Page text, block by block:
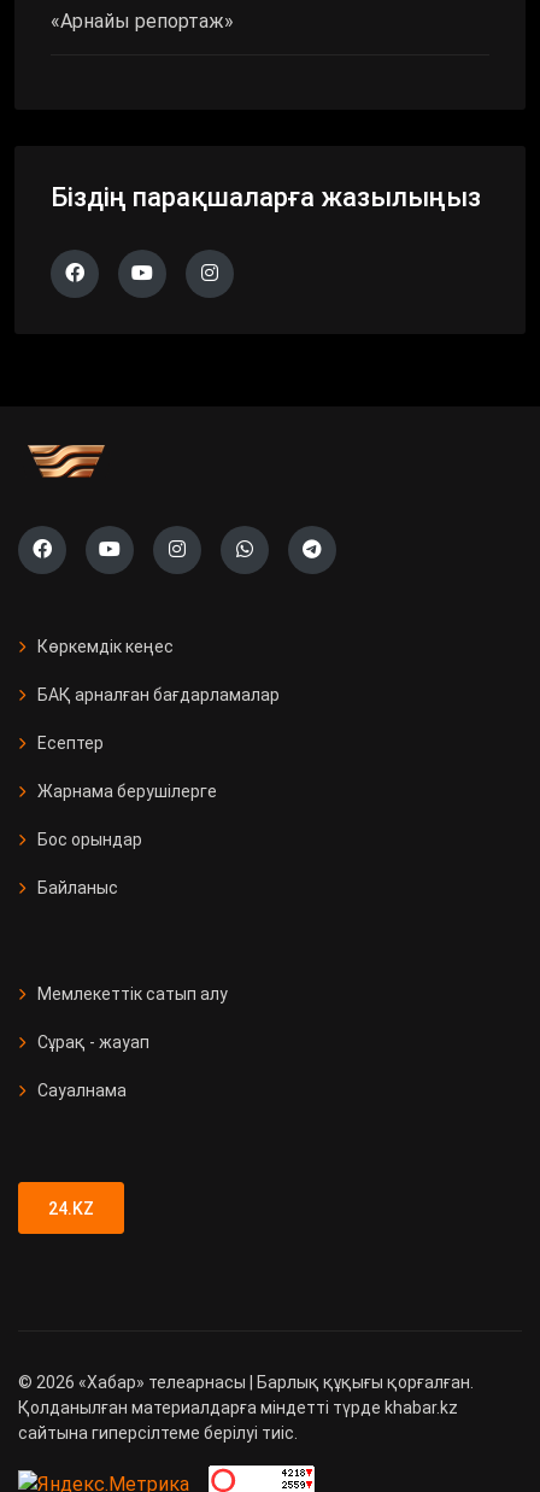
«Арнайы репортаж»
Біздің парақшаларға жазылыңыз
Көркемдік кеңес
БАҚ арналған бағдарламалар
Есептер
Жарнама берушілерге
Бос орындар
Байланыс
Мемлекеттік сатып алу
Сұрақ - жауап
Сауалнама
24.KZ
© 2026 «Хабар» телеарнасы | Барлық құқығы қорғалған.
Қолданылған материалдарға міндетті түрде khabar.kz
сайтына гиперсілтеме берілуі тиіс.